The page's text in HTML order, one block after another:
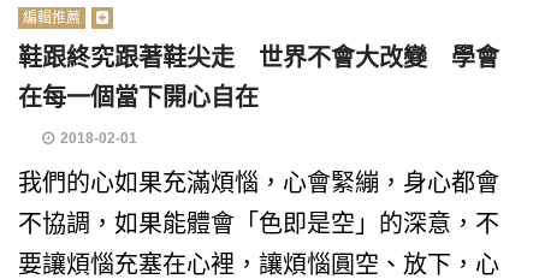
編輯推薦
鞋跟終究跟著鞋尖走 世界不會大改變 學會
在每一個當下開心自在
2018-02-01
我們的心如果充滿煩惱，心會緊繃，身心都會
不協調，如果能體會「色即是空」的深意，不
要讓煩惱充塞在心裡，讓煩惱圓空、放下，心